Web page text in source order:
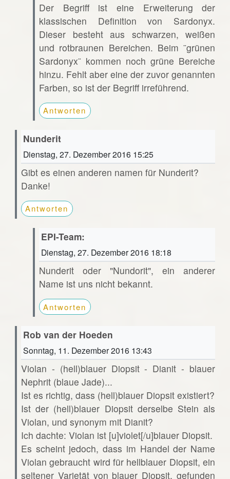
Der Begriff ist eine Erweiterung der
klassischen Definition von Sardonyx.
Dieser besteht aus schwarzen, weißen
und rotbraunen Bereichen. Beim ¨grünen
Sardonyx¨ kommen noch grüne Bereiche
hinzu. Fehlt aber eine der zuvor genannten
Farben, so ist der Begriff irreführend.
Antworten
Nunderit
Dienstag, 27. Dezember 2016 15:25
Gibt es einen anderen namen für Nunderit?
Danke!
Antworten
EPI-Team:
Dienstag, 27. Dezember 2016 18:18
Nunderit oder "Nundorit", ein anderer
Name ist uns nicht bekannt.
Antworten
Rob van der Hoeden
Sonntag, 11. Dezember 2016 13:43
Violan - (hell)blauer Diopsit - Dianit - blauer
Nephrit (blaue Jade)...
Ist es richtig, dass (hell)blauer Diopsit existiert?
Ist der (hell)blauer Diopsit derselbe Stein als
Violan, und synonym mit Dianit?
Ich dachte: Violan ist [u]violet[/u]blauer Diopsit.
Es scheint jedoch, dass im Handel der Name
Violan gebraucht wird für hellblauer Diopsit, ein
seltener Varietät von blauer Diopsit, gefunden